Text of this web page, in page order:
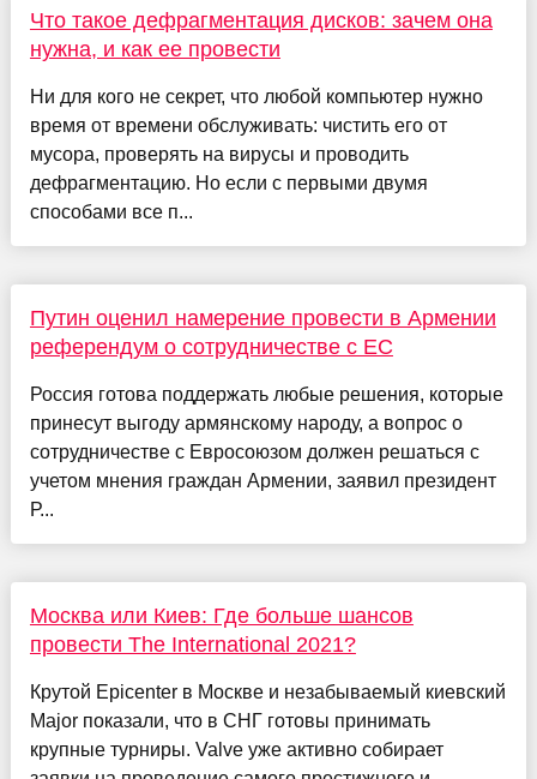
Что такое дефрагментация дисков: зачем она
нужна, и как ее провести
Ни для кого не секрет, что любой компьютер нужно
время от времени обслуживать: чистить его от
мусора, проверять на вирусы и проводить
дефрагментацию. Но если с первыми двумя
способами все п...
Путин оценил намерение провести в Армении
референдум о сотрудничестве с ЕС
Россия готова поддержать любые решения, которые
принесут выгоду армянскому народу, а вопрос о
сотрудничестве с Евросоюзом должен решаться с
учетом мнения граждан Армении, заявил президент
Р...
Москва или Киев: Где больше шансов
провести The International 2021?
Крутой Epicenter в Москве и незабываемый киевский
Major показали, что в СНГ готовы принимать
крупные турниры. Valve уже активно собирает